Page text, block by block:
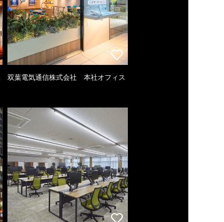
双葉電気通信株式会社 本社オフィス